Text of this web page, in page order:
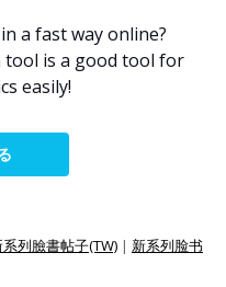
a fast way online?
tool is a good tool for
easily!
系列臉書帖子(TW) | 新系列脸书